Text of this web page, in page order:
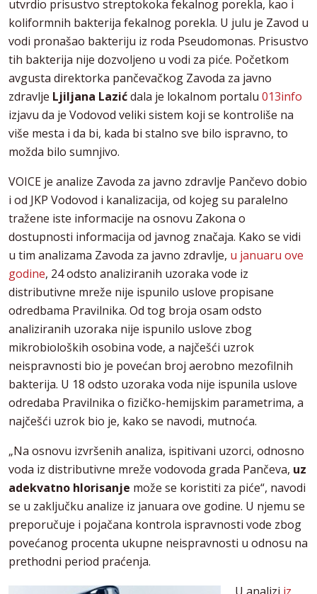
utvrdio prisustvo streptokoka fekalnog porekla, kao i
koliformnih bakterija fekalnog porekla. U julu je Zavod u
vodi pronašao bakteriju iz roda Pseudomonas. Prisustvo
tih bakterija nije dozvoljeno u vodi za piće. Početkom
avgusta direktorka pančevačkog Zavoda za javno
zdravlje Ljiljana Lazićdala je lokalnom portalu 013info
izjavu da je Vodovod veliki sistem koji se kontroliše na
više mesta i da bi, kada bi stalno sve bilo ispravno, to
možda bilo sumnjivo.
VOICE je analize Zavoda za javno zdravlje Pančevo dobio
i od JKP Vodovod i kanalizacija, od kojeg su paralelno
tražene iste informacije na osnovu Zakona o
dostupnosti informacija od javnog značaja. Kako se vidi
u tim analizama Zavoda za javno zdravlje, u januaru ove
godine, 24 odsto analiziranih uzoraka vode iz
distributivne mreže nije ispunilo uslove propisane
odredbama Pravilnika. Od tog broja osam odsto
analiziranih uzoraka nije ispunilo uslove zbog
mikrobioloških osobina vode, a najčešći uzrok
neispravnosti bio je povećan broj aerobno mezofilnih
bakterija. U 18 odsto uzoraka voda nije ispunila uslove
odredaba Pravilnika o fizičko-hemijskim parametrima, a
najčešći uzrok bio je, kako se navodi, mutnoća.
„Na osnovu izvršenih analiza, ispitivani uzorci, odnosno
voda iz distributivne mreže vodovoda grada Pančeva, uz
adekvatno hlorisanje može se koristiti za piće“, navodi
se u zaključku analize iz januara ove godine. U njemu se
preporučuje i pojačana kontrola ispravnosti vode zbog
povećanog procenta ukupne neispravnosti u odnosu na
prethodni period praćenja.